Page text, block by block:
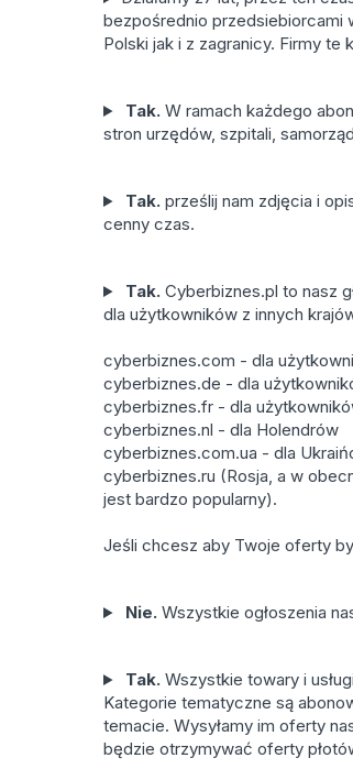
bezpośrednio przedsiebiorcami
Polski jak i z zagranicy. Firmy
Tak. W ramach każdego
stron urzędów, szpitali,
Tak. prześlij nam zdjęcia i
cenny czas.
Tak. Cyberbiznes.pl to nasz
dla użytkowników z innych
cyberbiznes.com - dla
cyberbiznes.de - dla
cyberbiznes.fr - dla
cyberbiznes.nl - dla Holendrów
cyberbiznes.com.ua - dla
cyberbiznes.ru (Rosja, a w
jest bardzo popularny).
Jeśli chcesz aby Twoje oferty
Nie. Wszystkie ogłoszenia
Tak. Wszystkie towary i
Kategorie tematyczne są
temacie. Wysyłamy im oferty
będzie otrzymywać oferty